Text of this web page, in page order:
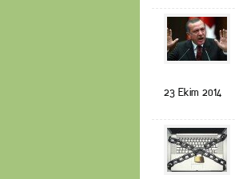
23 Ekim 2014